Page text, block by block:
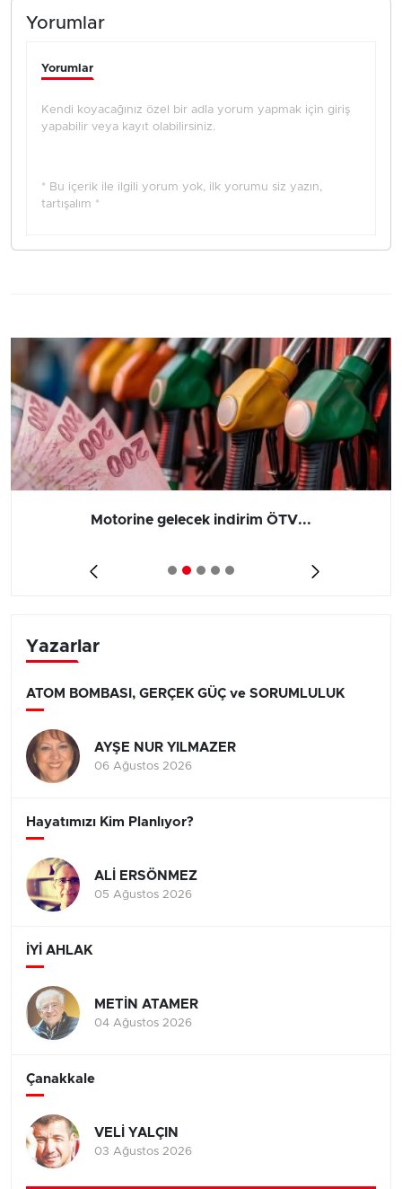
Yorumlar
Yorumlar
Kendi koyacağınız özel bir adla yorum yapmak için giriş
yapabilir veya kayıt olabilirsiniz.
* Bu içerik ile ilgili yorum yok, ilk yorumu siz yazın,
tartışalım *
Motorine gelecek indirim ÖTV...
Yazarlar
ATOM BOMBASI, GERÇEK GÜÇ ve SORUMLULUK
AYŞE NUR YILMAZER
06 Ağustos 2026
Hayatımızı Kim Planlıyor?
ALİ ERSÖNMEZ
05 Ağustos 2026
İYİ AHLAK
METİN ATAMER
04 Ağustos 2026
Çanakkale
VELİ YALÇIN
03 Ağustos 2026